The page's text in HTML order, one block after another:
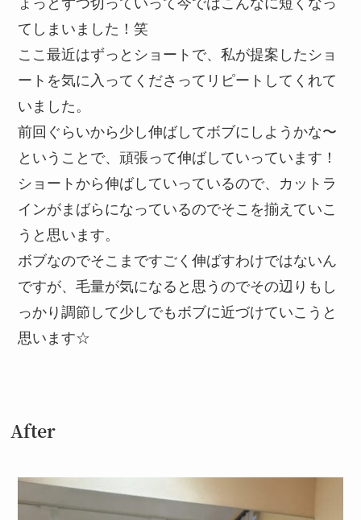
てしまいました！笑
ここ最近はずっとショートで、私が提案したショ
ートを気に入ってくださってリピートしてくれて
いました。
前回ぐらいから少し伸ばしてボブにしようかな〜
ということで、頑張って伸ばしていっています！
ショートから伸ばしていっているので、カットラ
インがまばらになっているのでそこを揃えていこ
うと思います。
ボブなのでそこまですごく伸ばすわけではないん
ですが、毛量が気になると思うのでその辺りもし
っかり調節して少しでもボブに近づけていこうと
思います☆
After